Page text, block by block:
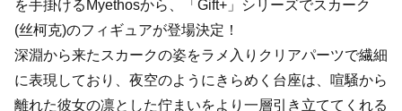
を手掛けるMyethosから、「Gift+」シリーズでスカーク
(丝柯克)のフィギュアが登場決定！
深淵から来たスカークの姿をラメ入りクリアパーツで繊細
に表現しており、夜空のようにきらめく台座は、喧騒から
離れた彼女の凛とした佇まいをより一層引き立ててくれる